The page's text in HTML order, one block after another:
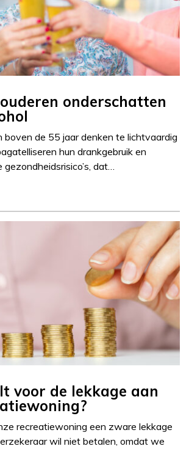
onderschatten
boven de 55 jaar denken te lichtvaardig
hun drankgebruik en
dat…
voor de lekkage aan
recreatiewoning een zware lekkage
wil niet betalen, omdat we